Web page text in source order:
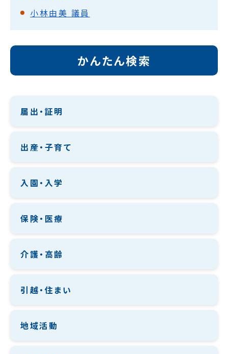
小林由美 議員
かんたん検索
届出・証明
出産・子育て
入園・入学
保険・医療
介護・高齢
引越・住まい
地域活動